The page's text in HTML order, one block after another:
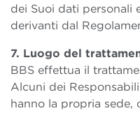
dei Suoi dati personali
derivanti dal
7. Luogo del
BBS effettua il
Alcuni dei
hanno la propria sede,